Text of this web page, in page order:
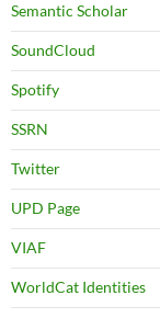
Semantic Scholar
SoundCloud
Spotify
SSRN
Twitter
UPD Page
VIAF
WorldCat Identities